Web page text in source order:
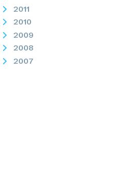
2011
2010
2009
2008
2007